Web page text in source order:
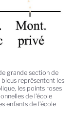
grande section de
représentent les
les points roses
de l’école
enfants de l’école